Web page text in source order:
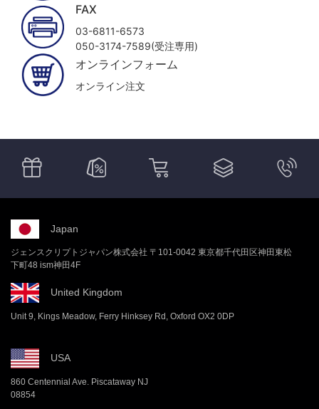
FAX
03-6811-6573
050-3174-7589(受注専用)
オンラインフォーム
オンライン注文
Japan
ジェンスクリプトジャパン株式会社 〒101-0042 東京都千代田区神田東松
下町48 ism神田4F
United Kingdom
Unit 9, Kings Meadow, Ferry Hinksey Rd, Oxford OX2 0DP
USA
860 Centennial Ave. Piscataway NJ
08854